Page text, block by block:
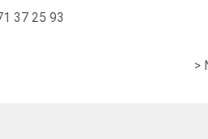
37 25 93
>